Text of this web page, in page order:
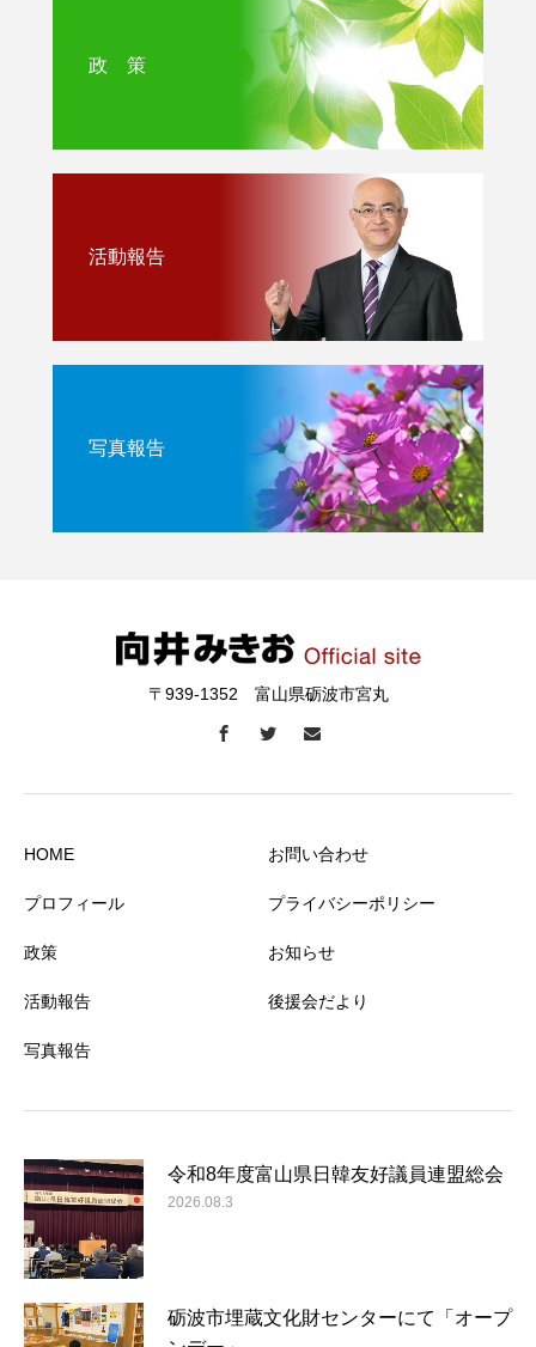
政 策
活動報告
写真報告
〒939-1352 富山県砺波市宮丸
HOME
プロフィール
政策
活動報告
写真報告
お問い合わせ
プライバシーポリシー
お知らせ
後援会だより
令和8年度富山県日韓友好議員連盟総会
2026.08.3
砺波市埋蔵文化財センターにて「オープ